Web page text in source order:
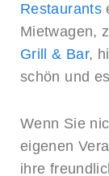
Restaurants
Mietwagen,
Grill & Bar,
schön und
Wenn Sie
eigenen
ihre